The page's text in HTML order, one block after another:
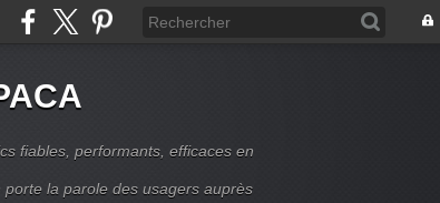
fiables, performants, efficaces en
la parole des usagers auprès